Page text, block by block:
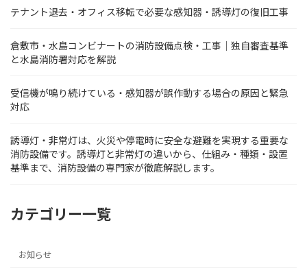
テナント退去・オフィス移転で必要な感知器・誘導灯の復旧工事
倉敷市・水島コンビナートの消防設備点検・工事｜独自審査基準
と水島消防署対応を解説
受信機が鳴り続けている・感知器が誤作動する場合の原因と緊急
対応
誘導灯・非常灯は、火災や停電時に安全な避難を実現する重要な
消防設備です。誘導灯と非常灯の違いから、仕組み・種類・設置
基準まで、消防設備の専門家が徹底解説します。
カテゴリー一覧
お知らせ